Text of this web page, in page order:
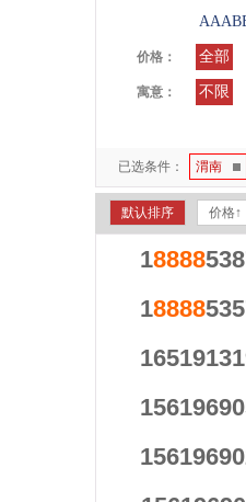
价格： 全部
寓意： 不限
已选条件： 渭南
默认排序 价格↑
18888
18888